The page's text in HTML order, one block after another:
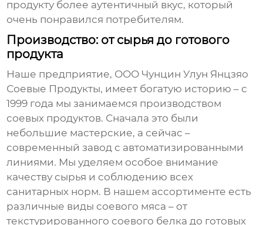
продукту более аутентичный вкус, который
очень понравился потребителям.
Производство: от сырья до готового
продукта
Наше предприятие, ООО Чунцин Улун Янцзяо
Соевые Продукты, имеет богатую историю – с
1999 года мы занимаемся производством
соевых продуктов. Сначала это были
небольшие мастерские, а сейчас –
современный завод с автоматизированными
линиями. Мы уделяем особое внимание
качеству сырья и соблюдению всех
санитарных норм. В нашем ассортименте есть
различные виды соевого мяса – от
текстурированного соевого белка до готовых